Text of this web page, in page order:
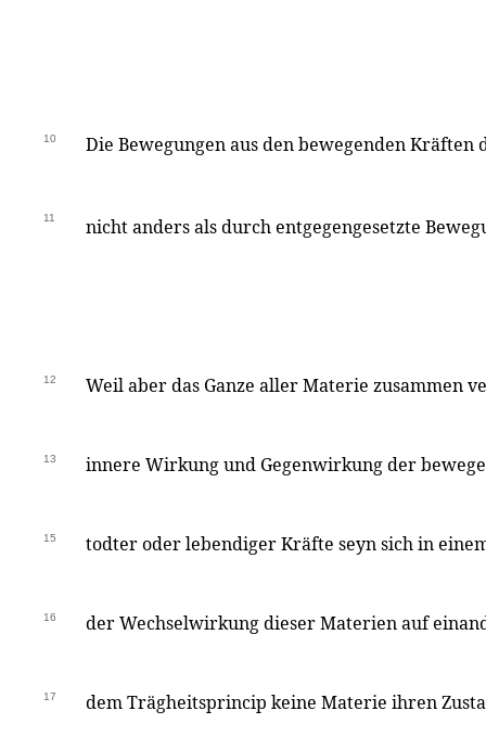
10 Die Bewegungen aus den bewegenden Kräften
11 nicht anders als durch entgegengesetzte
12 Weil aber das Ganze aller Materie zusammen
13 innere Wirkung und Gegenwirkung der
15 todter oder lebendiger Kräfte seyn sich in
16 der Wechselwirkung dieser Materien auf
17 dem Trägheitsprincip keine Materie ihren